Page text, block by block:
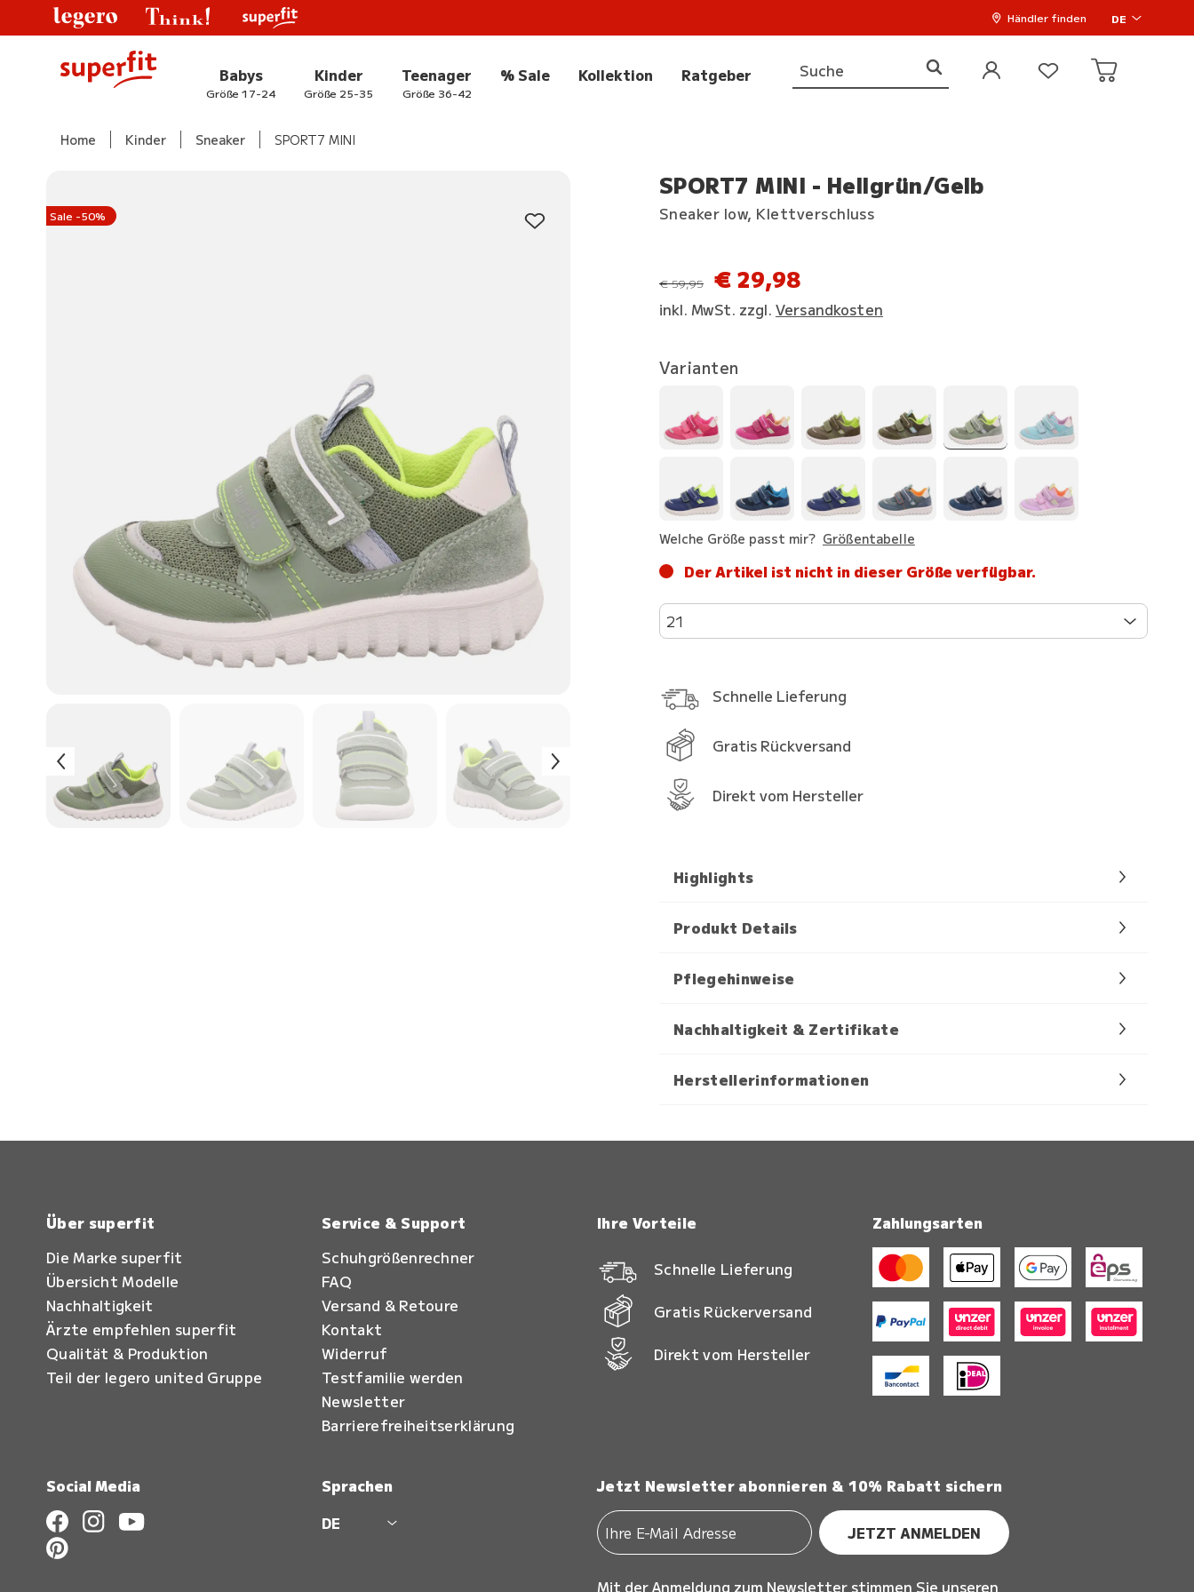
Händler finden DE
Babys
Größe 17-24
Kinder
Größe 25-35
Teenager
Größe 36-42
% Sale Kollektion Ratgeber
Home Kinder Sneaker SPORT7 MINI
Sale -50%
SPORT7 MINI - Hellgrün/Gelb
Sneaker low, Klettverschluss
statt
€ 59,95 € 29,98
inkl. MwSt. zzgl. Versandkosten
Varianten
Welche Größe passt mir? Größentabelle
Der Artikel ist nicht in dieser Größe verfügbar.
21
Schnelle Lieferung
Gratis Rückversand
Direkt vom Hersteller
Highlights
Produkt Details
Pflegehinweise
Nachhaltigkeit & Zertifikate
Herstellerinformationen
Über superfit
Die Marke superfit
Übersicht Modelle
Nachhaltigkeit
Ärzte empfehlen superfit
Qualität & Produktion
Teil der legero united Gruppe
Service & Support
Schuhgrößenrechner
FAQ
Versand & Retoure
Kontakt
Widerruf
Testfamilie werden
Newsletter
Barrierefreiheitserklärung
Ihre Vorteile
Schnelle Lieferung
Gratis Rückerversand
Direkt vom Hersteller
Zahlungsarten
Social Media
Sprachen
DE
Jetzt Newsletter abonnieren & 10% Rabatt sichern
JETZT ANMELDEN
Mit der Anmeldung zum Newsletter stimmen Sie unseren